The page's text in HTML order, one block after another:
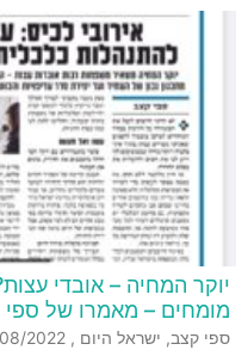
יוקר המחיה – אובדי
מומחים – מאמרו של
ספי קצב, ישראל היום , 16/08/2022 23:08